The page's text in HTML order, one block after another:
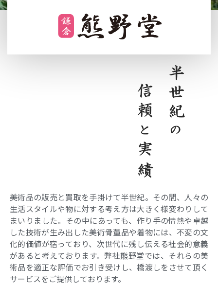
美術品の販売と買取を手掛けて半世紀。その間、人々の
生活スタイルや物に対する考え方は大きく様変わりして
まいりました。その中にあっても、作り手の情熱や卓越
した技術が生み出した美術骨董品や着物には、不変の文
化的価値が宿っており、次世代に残し伝える社会的意義
があると考えております。弊社熊野堂では、それらの美
術品を適正な評価でお引き受けし、橋渡しをさせて頂く
サービスをご提供しております。